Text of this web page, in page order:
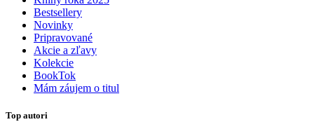
Bestsellery
Novinky
Pripravované
Akcie a zľavy
Kolekcie
BookTok
Mám záujem o titul
Top autori